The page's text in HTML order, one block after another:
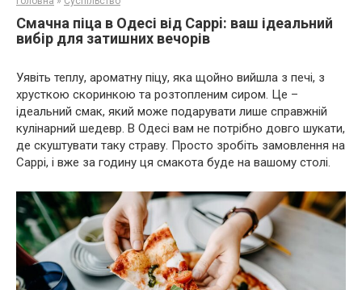
Смачна піца в Одесі від Cappi: ваш ідеальний
вибір для затишних вечорів
Уявіть теплу, ароматну піцу, яка щойно вийшла з печі, з
хрусткою скоринкою та розтопленим сиром. Це –
ідеальний смак, який може подарувати лише справжній
кулінарний шедевр. В Одесі вам не потрібно довго шукати,
де скуштувати таку страву. Просто зробіть замовлення на
Cappi, і вже за годину ця смакота буде на вашому столі.